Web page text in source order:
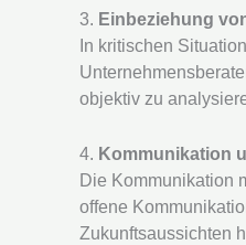
3. Einbeziehung
In kritischen
objektiv zu
4. Kommunikation
Die Kommunikation
offene
Zukunftsaussichten